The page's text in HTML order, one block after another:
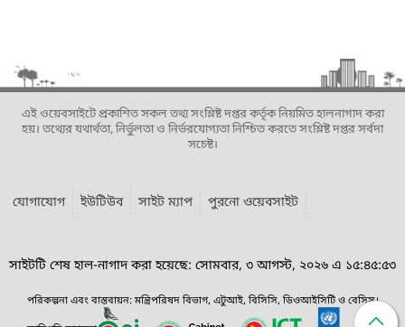
এই ওয়েবসাইটে প্রকাশিত সকল তথ্য সংশ্লিষ্ট দপ্তর কর্তৃক নিয়মিত হালনাগাদ করা
হয়। তথ্যের যথার্থতা, নির্ভুলতা ও নির্ভরযোগ্যতা নিশ্চিত করতে সংশ্লিষ্ট দপ্তর সর্বদা
সচেষ্ট।
যোগাযোগ ইউটিউব সাইট ম্যাপ পুরনো ওয়েবসাইট
সাইটটি শেষ হাল-নাগাদ করা হয়েছে: সোমবার, ৩ আগস্ট, ২০২৬ এ ১৫:৪৫:৫৩
পরিকল্পনা এবং বাস্তবায়ন: মন্ত্রিপরিষদ বিভাগ, এটুআই, বিসিসি, ডিওআইসিটি ও বেসিস।